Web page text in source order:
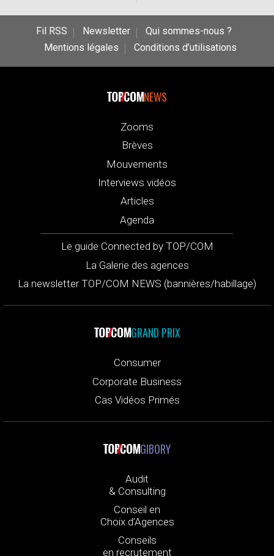
Fil RSS Newsletter
Qui sommes-nous ?
Mentions légales
Conditions d’utilisations
NEWS
Zooms
Brèves
Mouvements
Interviews vidéos
Articles
Agenda
Le guide Connected by TOP/COM
La Galerie des agences
La newsletter TOP/COM NEWS (bannières/habillage)
GRAND PRIX
Consumer
Corporate Business
Cas Vidéos Primés
GIBORY
Audit
& Consulting
Conseil en
Choix d’Agences
Conseils
en recrutement